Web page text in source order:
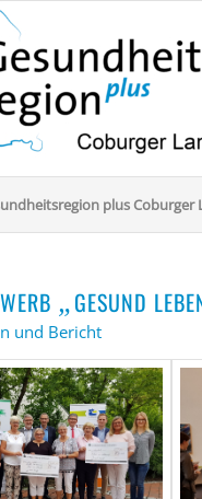
plus Coburger
„GESUND
und Bericht